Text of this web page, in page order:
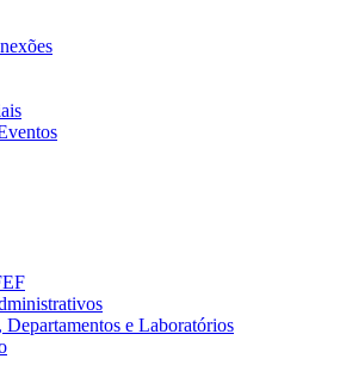
Departamentos e Laboratórios